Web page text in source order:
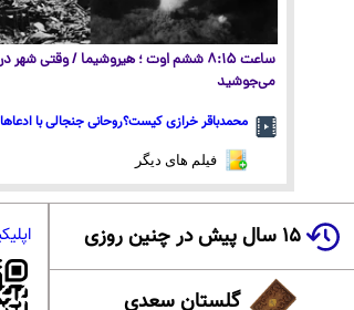
ساعت ۸:۱۵ ششم اوت ؛ هیروشیما / وقتی
می‌جوشید
محمدباقر خرازی کیست؟روحانی جنجالی با
فیلم های دیگر
۱۵ سال پیش در چنین روزی
گلستان سعدی